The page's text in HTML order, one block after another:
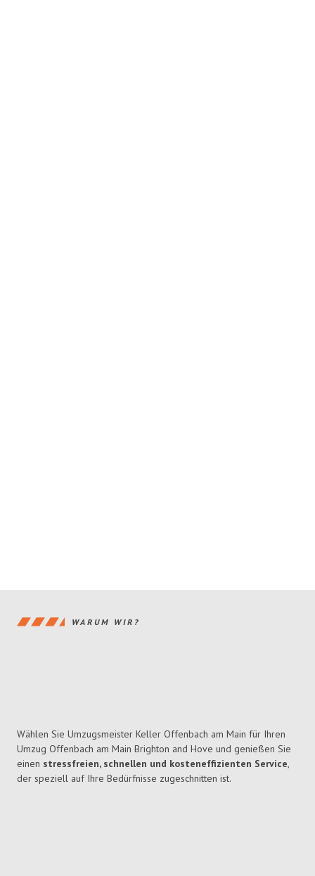
WARUM WIR?
Wählen Sie Umzugsmeister Keller Offenbach am Main für Ihren
Umzug Offenbach am Main Brighton and Hove und genießen Sie
einen stressfreien, schnellen und kosteneffizienten Service,
der speziell auf Ihre Bedürfnisse zugeschnitten ist.